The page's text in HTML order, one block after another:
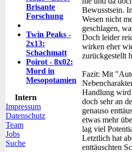
Brisante
Forschung
Twin Peaks -
2x13:
Schachmatt
Poirot - 8x02:
Mord in
Mesopotamien
Intern
Impressum
Datenschutz
Team
Jobs
Suche
Bewusstsein.
Wesen nicht
geschlagen,
Doch leider
wirken eher
zurückgestellt
Fazit: Mit
Handlung wird
doch sehr an
genauso
etwas mehr
lag viel
Letztlich hat
enttäuschten